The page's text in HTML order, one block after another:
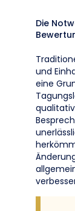
Die
und
eine